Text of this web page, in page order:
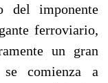
del imponente
ferroviario,
un gran
comienza a